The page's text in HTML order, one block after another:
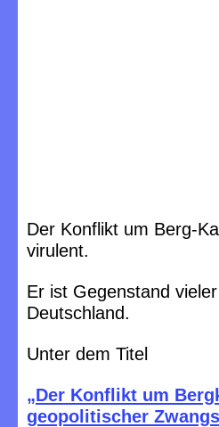
Der Konflikt um Berg-
virulent.
Er ist Gegenstand
Deutschland.
Unter dem Titel
„Der Konflikt um
geopolitischer